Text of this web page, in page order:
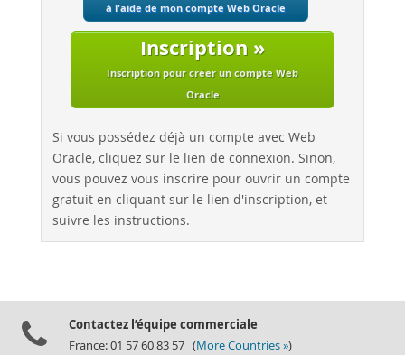
à l'aide de mon compte Web Oracle
Inscription »
Inscription pour créer un compte Web
Oracle
Si vous possédez déjà un compte avec Web
Oracle, cliquez sur le lien de connexion. Sinon,
vous pouvez vous inscrire pour ouvrir un compte
gratuit en cliquant sur le lien d'inscription, et
suivre les instructions.
Contactez l’équipe commerciale
France: 01 57 60 83 57 (More Countries »)